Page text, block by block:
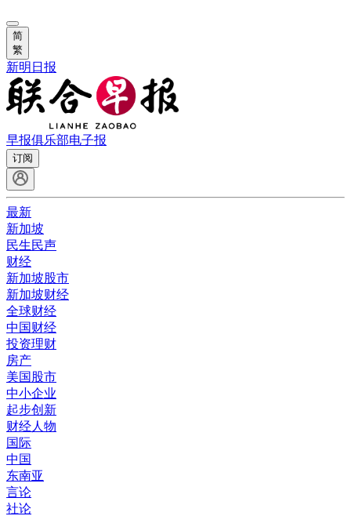
简
繁
新明日报
早报俱乐部电子报
订阅
最新
新加坡
民生民声
财经
新加坡股市
新加坡财经
全球财经
中国财经
投资理财
房产
美国股市
中小企业
起步创新
财经人物
国际
中国
东南亚
言论
社论